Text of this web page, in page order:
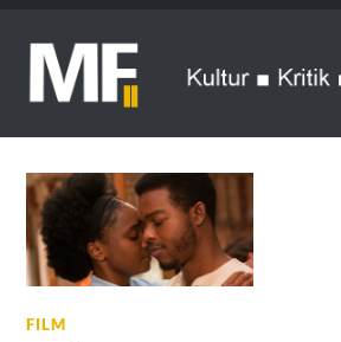
FILM